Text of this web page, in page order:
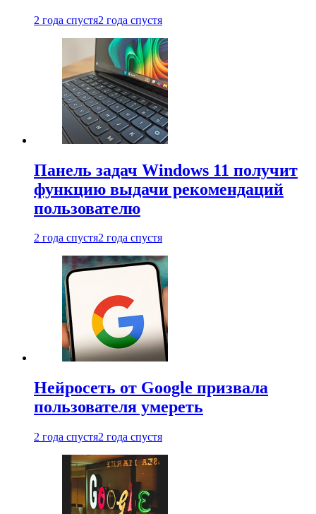
2 года спустя2 года спустя
Панель задач Windows 11 получит
функцию выдачи рекомендаций
пользователю
2 года спустя2 года спустя
Нейросеть от Google призвала
пользователя умереть
2 года спустя2 года спустя